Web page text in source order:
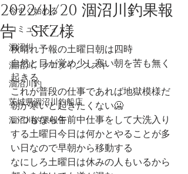
今すぐ始める
コミュニティ
涸沼川
涸沼川、クロダイ、スズキ
涸沼川釣
茨城県涸沼川釣船店
涸沼川釣果報告
2022/11/20 涸沼川釣果報
告 SKZ様
秋晴れ予報の土曜日朝は四時
自然と目が覚め少し寒い朝を苦も無く
起きる
これが普段の仕事であれば地獄模様だ
朝が寒いと起きたくない🥶
いつもなら午前中仕事をして大洗入り
する土曜日今日は何かとやることが多
い日なので早朝から移動する
なにしろ土曜日は休みの人もいるから